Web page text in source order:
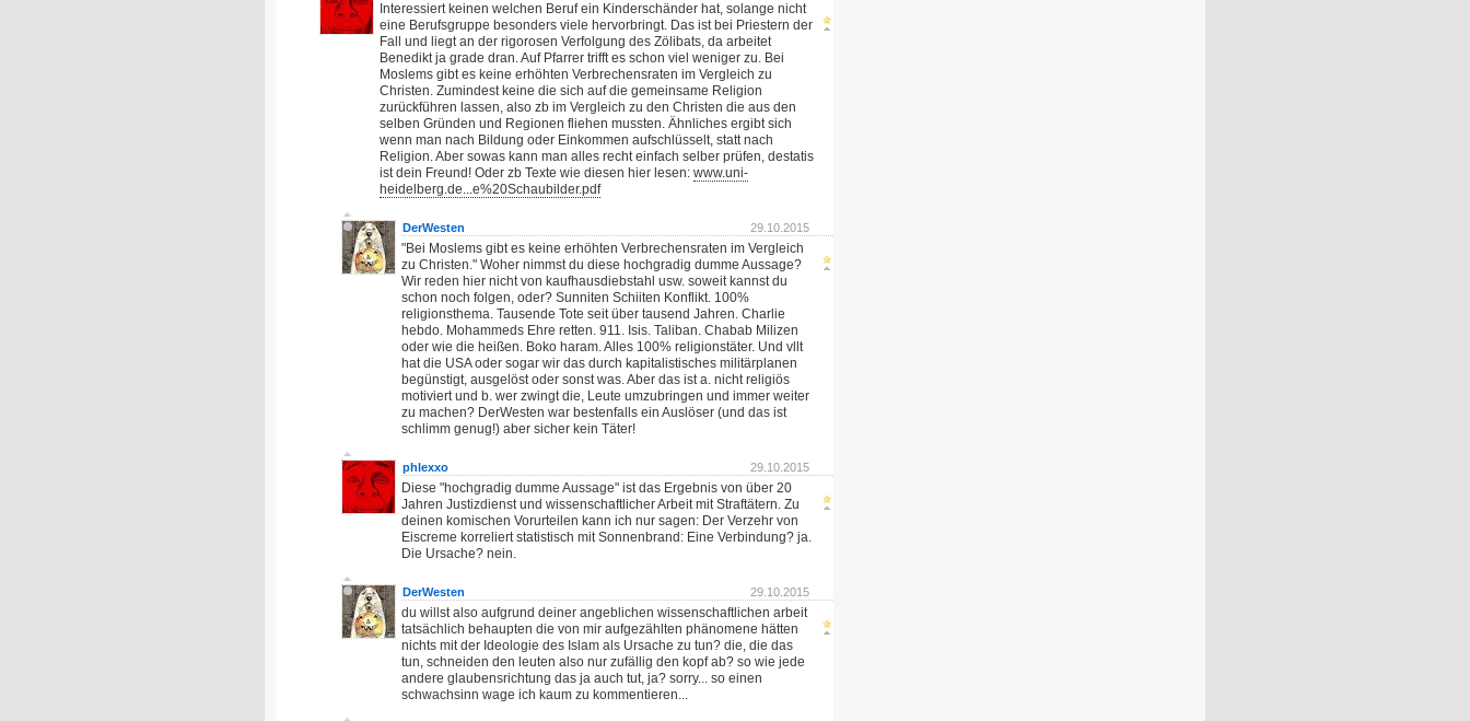
Interessiert keinen welchen Beruf ein Kinderschänder hat, solange nicht
eine Berufsgruppe besonders viele hervorbringt. Das ist bei Priestern der
Fall und liegt an der rigorosen Verfolgung des Zölibats, da arbeitet
Benedikt ja grade dran. Auf Pfarrer trifft es schon viel weniger zu. Bei
Moslems gibt es keine erhöhten Verbrechensraten im Vergleich zu
Christen. Zumindest keine die sich auf die gemeinsame Religion
zurückführen lassen, also zb im Vergleich zu den Christen die aus den
selben Gründen und Regionen fliehen mussten. Ähnliches ergibt sich
wenn man nach Bildung oder Einkommen aufschlüsselt, statt nach
Religion. Aber sowas kann man alles recht einfach selber prüfen, destatis
ist dein Freund! Oder zb Texte wie diesen hier lesen: www.uni-
heidelberg.de...e%20Schaubilder.pdf
29.10.2015
DerWesten
"Bei Moslems gibt es keine erhöhten Verbrechensraten im Vergleich
zu Christen." Woher nimmst du diese hochgradig dumme Aussage?
Wir reden hier nicht von kaufhausdiebstahl usw. soweit kannst du
schon noch folgen, oder? Sunniten Schiiten Konflikt. 100%
religionsthema. Tausende Tote seit über tausend Jahren. Charlie
hebdo. Mohammeds Ehre retten. 911. Isis. Taliban. Chabab Milizen
oder wie die heißen. Boko haram. Alles 100% religionstäter. Und vllt
hat die USA oder sogar wir das durch kapitalistisches militärplanen
begünstigt, ausgelöst oder sonst was. Aber das ist a. nicht religiös
motiviert und b. wer zwingt die, Leute umzubringen und immer weiter
zu machen? DerWesten war bestenfalls ein Auslöser (und das ist
schlimm genug!) aber sicher kein Täter!
29.10.2015
phlexxo
Diese "hochgradig dumme Aussage" ist das Ergebnis von über 20
Jahren Justizdienst und wissenschaftlicher Arbeit mit Straftätern. Zu
deinen komischen Vorurteilen kann ich nur sagen: Der Verzehr von
Eiscreme korreliert statistisch mit Sonnenbrand: Eine Verbindung? ja.
Die Ursache? nein.
29.10.2015
DerWesten
du willst also aufgrund deiner angeblichen wissenschaftlichen arbeit
tatsächlich behaupten die von mir aufgezählten phänomene hätten
nichts mit der Ideologie des Islam als Ursache zu tun? die, die das
tun, schneiden den leuten also nur zufällig den kopf ab? so wie jede
andere glaubensrichtung das ja auch tut, ja? sorry... so einen
schwachsinn wage ich kaum zu kommentieren...